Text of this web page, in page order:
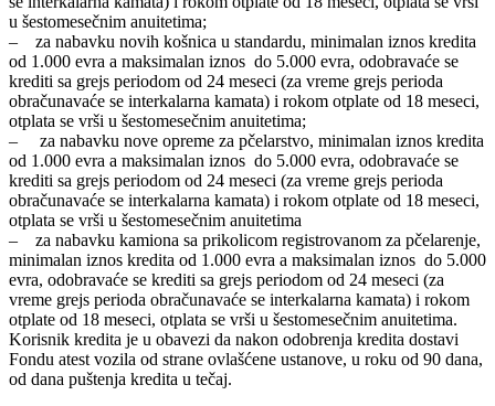
u šestomesečnim anuitetima;
– za nabavku novih košnica u standardu, minimalan iznos kredita
od 1.000 evra a maksimalan iznos do 5.000 evra, odobravaće se
krediti sa grejs periodom od 24 meseci (za vreme grejs perioda
obračunavaće se interkalarna kamata) i rokom otplate od 18 meseci,
otplata se vrši u šestomesečnim anuitetima;
– za nabavku nove opreme za pčelarstvo, minimalan iznos kredita
od 1.000 evra a maksimalan iznos do 5.000 evra, odobravaće se
krediti sa grejs periodom od 24 meseci (za vreme grejs perioda
obračunavaće se interkalarna kamata) i rokom otplate od 18 meseci,
otplata se vrši u šestomesečnim anuitetima
– za nabavku kamiona sa prikolicom registrovanom za pčelarenje,
minimalan iznos kredita od 1.000 evra a maksimalan iznos do 5.000
evra, odobravaće se krediti sa grejs periodom od 24 meseci (za
vreme grejs perioda obračunavaće se interkalarna kamata) i rokom
otplate od 18 meseci, otplata se vrši u šestomesečnim anuitetima.
Korisnik kredita je u obavezi da nakon odobrenja kredita dostavi
Fondu atest vozila od strane ovlašćene ustanove, u roku od 90 dana,
od dana puštenja kredita u tečaj.